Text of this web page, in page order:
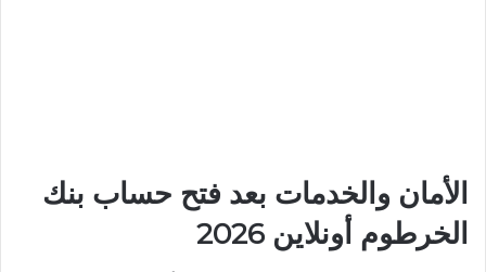
الأمان والخدمات بعد فتح حساب بنك
الخرطوم أونلاين 2026